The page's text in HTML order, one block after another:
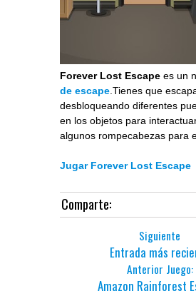
Forever Lost Escape es un
de escape.Tienes que
desbloqueando diferentes
en los objetos para
algunos rompecabezas para
Jugar Forever Lost Escape
Comparte:
Siguiente
Entrada más
Anterior Juego:
Amazon Rainforest